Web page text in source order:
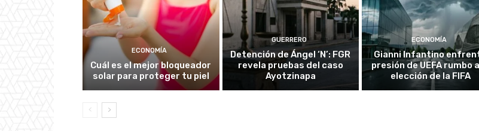
ECONOMÍA
Cuál es el mejor bloqueador
solar para proteger tu piel
GUERRERO
Detención de Ángel ‘N’: FGR
revela pruebas del caso
Ayotzinapa
ECONOMÍA
Gianni Infantino
presión de UEFA rumbo
elección de la FIFA